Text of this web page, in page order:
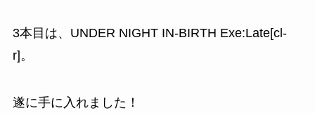
3本目は、 UNDER NIGHT IN-BIRTH Exe:Late[cl-
r]。
遂に手に入れました！